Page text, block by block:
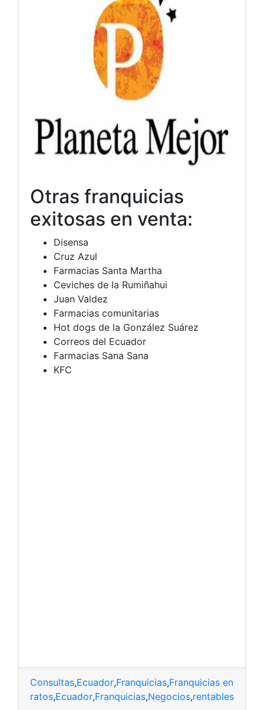
Otras franquicias
exitosas en venta:
Disensa
Cruz Azul
Farmacias Santa Martha
Ceviches de la Rumiñahui
Juan Valdez
Farmacias comunitarias
Hot dogs de la González Suárez
Correos del Ecuador
Farmacias Sana Sana
KFC
Consultas,Ecuador,Franquicias,Franquicias en
baratos,Ecuador,Franquicias,Negocios,rentables